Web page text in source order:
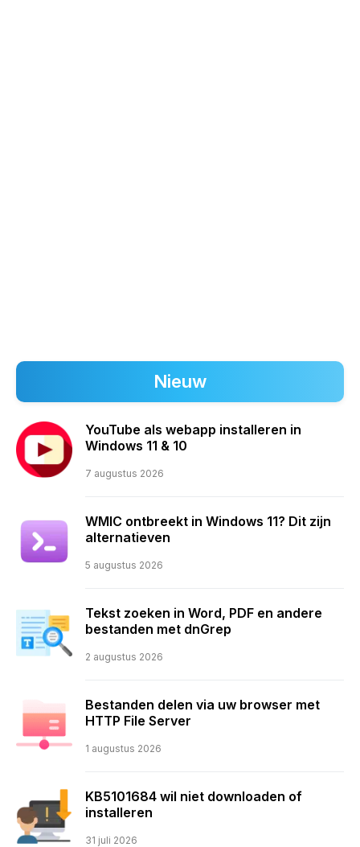
Nieuw
YouTube als webapp installeren in
Windows 11 & 10
7 augustus 2026
WMIC ontbreekt in Windows 11? Dit zijn
alternatieven
5 augustus 2026
Tekst zoeken in Word, PDF en andere
bestanden met dnGrep
2 augustus 2026
Bestanden delen via uw browser met
HTTP File Server
1 augustus 2026
KB5101684 wil niet downloaden of
installeren
31 juli 2026